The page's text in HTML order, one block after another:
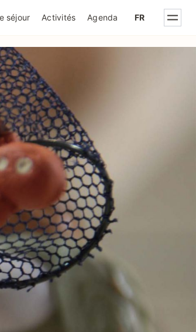
séjour Activités Agenda FR